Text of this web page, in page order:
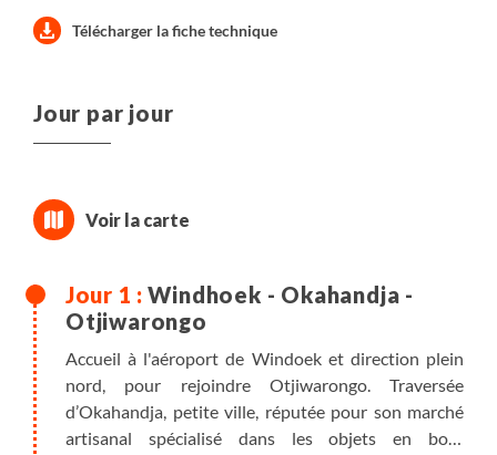
Télécharger la fiche technique
Jour par jour
Windhoek - Okahandja -
Otjiwarongo
Accueil à l'aéroport de Windoek et direction plein
nord, pour rejoindre Otjiwarongo. Traversée
d’Okahandja, petite ville, réputée pour son marché
artisanal spécialisé dans les objets en bois.